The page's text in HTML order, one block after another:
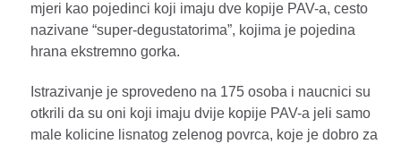
mjeri kao pojedinci koji imaju dve kopije PAV-a, cesto
nazivane “super-degustatorima”, kojima je pojedina
hrana ekstremno gorka.
Istrazivanje je sprovedeno na 175 osoba i naucnici su
otkrili da su oni koji imaju dvije kopije PAV-a jeli samo
male kolicine lisnatog zelenog povrca, koje je dobro za